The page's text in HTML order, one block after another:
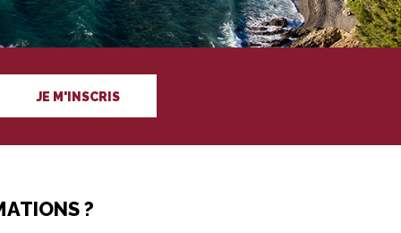
JE M'INSCRIS
?